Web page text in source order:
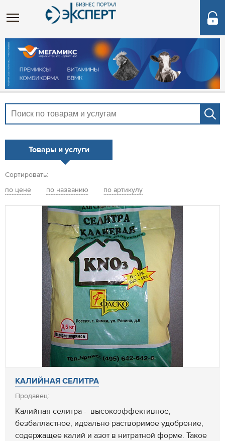
Товары и услуги
Сортировать:
по цене
по названию по артикулу
КАЛИЙНАЯ СЕЛИТРА
Продавец:
Калийная селитра - высокоэффективное,
безбалластное, идеально растворимое удобрение,
содержащее калий и азот в нитратной форме. Такое